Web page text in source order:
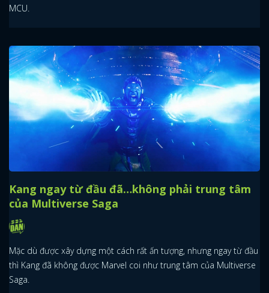
MCU.
Kang ngay từ đầu đã…không phải trung tâm
của Multiverse Saga
Mặc dù được xây dựng một cách rất ấn tượng, nhưng ngay từ đầu
thì Kang đã không được Marvel coi như trung tâm của Multiverse
Saga.